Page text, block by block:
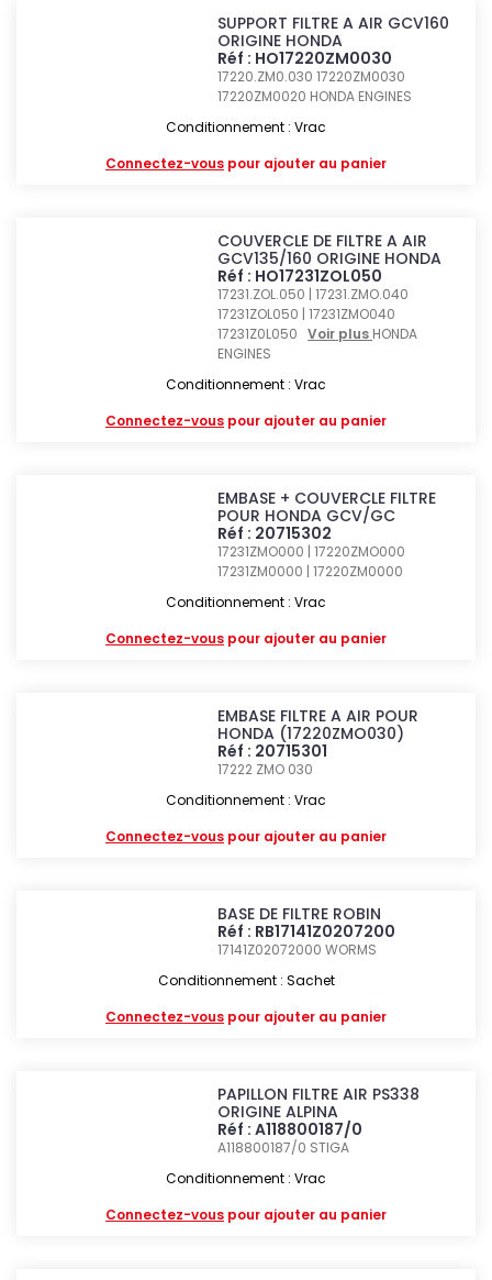
SUPPORT FILTRE A AIR GCV160
ORIGINE HONDA
Réf : HO17220ZM0030
17220.ZM0.030 17220ZM0030
17220ZM0020 HONDA ENGINES
Conditionnement : Vrac
Connectez-vous pour ajouter au panier
COUVERCLE DE FILTRE A AIR
GCV135/160 ORIGINE HONDA
Réf : HO17231ZOL050
17231.ZOL.050 | 17231.ZMO.040
17231ZOL050 | 17231ZMO040
17231Z0L050Voir plus HONDA
ENGINES
Conditionnement : Vrac
Connectez-vous pour ajouter au panier
EMBASE + COUVERCLE FILTRE
POUR HONDA GCV/GC
Réf : 20715302
17231ZMO000 | 17220ZMO000
17231ZM0000 | 17220ZM0000
Conditionnement : Vrac
Connectez-vous pour ajouter au panier
EMBASE FILTRE A AIR POUR
HONDA (17220ZMO030)
Réf : 20715301
17222 ZMO 030
Conditionnement : Vrac
Connectez-vous pour ajouter au panier
BASE DE FILTRE ROBIN
Réf : RB17141Z0207200
17141Z02072000WORMS
Conditionnement : Sachet
Connectez-vous pour ajouter au panier
PAPILLON FILTRE AIR PS338
ORIGINE ALPINA
Réf : A118800187/0
A118800187/0 STIGA
Conditionnement : Vrac
Connectez-vous pour ajouter au panier